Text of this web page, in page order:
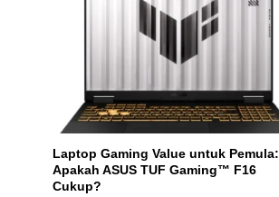
Laptop Gaming Value untuk Pemula:
Apakah ASUS TUF Gaming™ F16
Cukup?